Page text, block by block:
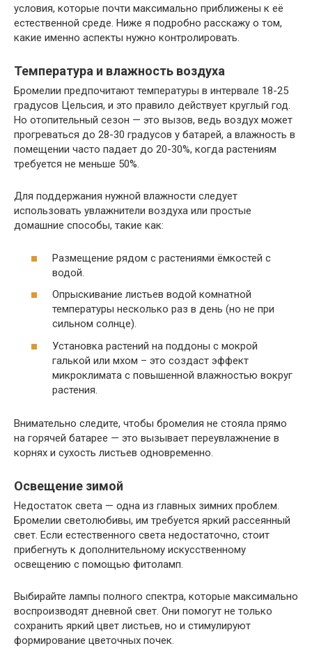
условия, которые почти максимально приближены к её
естественной среде. Ниже я подробно расскажу о том,
какие именно аспекты нужно контролировать.
Температура и влажность воздуха
Бромелии предпочитают температуры в интервале 18-25
градусов Цельсия, и это правило действует круглый год.
Но отопительный сезон — это вызов, ведь воздух может
прогреваться до 28-30 градусов у батарей, а влажность в
помещении часто падает до 20-30%, когда растениям
требуется не меньше 50%.
Для поддержания нужной влажности следует
использовать увлажнители воздуха или простые
домашние способы, такие как:
Размещение рядом с растениями ёмкостей с
водой.
Опрыскивание листьев водой комнатной
температуры несколько раз в день (но не при
сильном солнце).
Установка растений на поддоны с мокрой
галькой или мхом – это создаст эффект
микроклимата с повышенной влажностью вокруг
растения.
Внимательно следите, чтобы бромелия не стояла прямо
на горячей батарее — это вызывает переувлажнение в
корнях и сухость листьев одновременно.
Освещение зимой
Недостаток света — одна из главных зимних проблем.
Бромелии светолюбивы, им требуется яркий рассеянный
свет. Если естественного света недостаточно, стоит
прибегнуть к дополнительному искусственному
освещению с помощью фитоламп.
Выбирайте лампы полного спектра, которые максимально
воспроизводят дневной свет. Они помогут не только
сохранить яркий цвет листьев, но и стимулируют
формирование цветочных почек.